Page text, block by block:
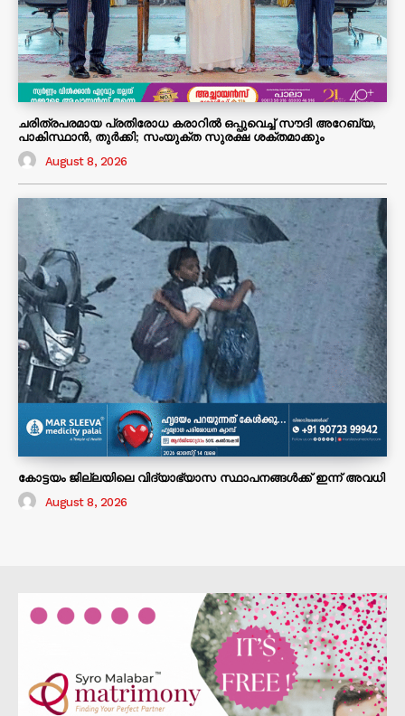
ചരിത്രപരമായ പ്രതിരോധ കരാറിൽ ഒപ്പുവെച്ച് സൗദി അറേബ്യ,
പാകിസ്ഥാൻ, തുർക്കി; സംയുക്ത സുരക്ഷ ശക്തമാക്കും
August 8, 2026
കോട്ടയം ജില്ലയിലെ വിദ്യാഭ്യാസ സ്ഥാപനങ്ങൾക്ക് ഇന്ന് അവധി
August 8, 2026